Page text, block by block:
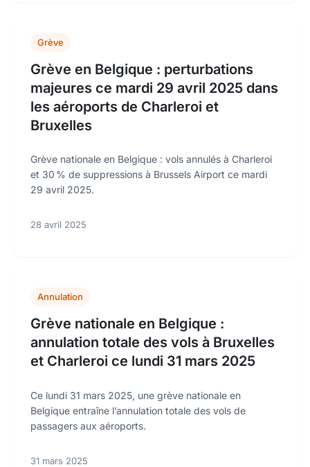
Grève
Grève en Belgique : perturbations
majeures ce mardi 29 avril 2025 dans
les aéroports de Charleroi et
Bruxelles
Grève nationale en Belgique : vols annulés à Charleroi
et 30 % de suppressions à Brussels Airport ce mardi
29 avril 2025.
28 avril 2025
Annulation
Grève nationale en Belgique :
annulation totale des vols à Bruxelles
et Charleroi ce lundi 31 mars 2025
Ce lundi 31 mars 2025, une grève nationale en
Belgique entraîne l’annulation totale des vols de
passagers aux aéroports.
31 mars 2025